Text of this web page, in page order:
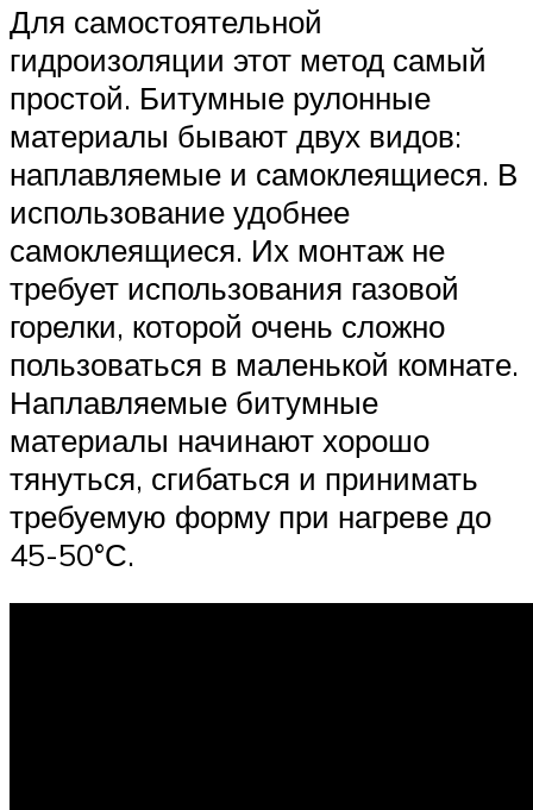
Для самостоятельной
гидроизоляции этот метод самый
простой. Битумные рулонные
материалы бывают двух видов:
наплавляемые и самоклеящиеся. В
использование удобнее
самоклеящиеся. Их монтаж не
требует использования газовой
горелки, которой очень сложно
пользоваться в маленькой комнате.
Наплавляемые битумные
материалы начинают хорошо
тянуться, сгибаться и принимать
требуемую форму при нагреве до
45-50°С.